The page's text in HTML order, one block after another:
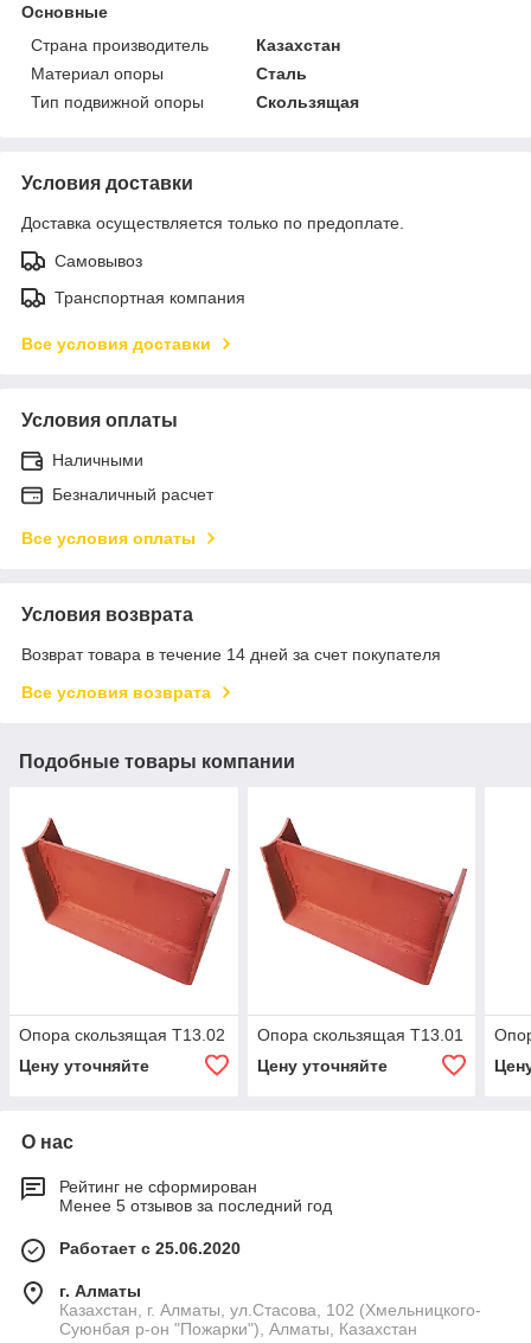
Основные
Страна производитель
Казахстан
Материал опоры
Сталь
Тип подвижной опоры
Скользящая
Условия доставки
Доставка осуществляется только по предоплате.
Самовывоз
Транспортная компания
Все условия доставки
Условия оплаты
Наличными
Безналичный расчет
Все условия оплаты
Условия возврата
Возврат товара в течение 14 дней за счет покупателя
Все условия возврата
Подобные товары компании
Опора скользящая Т13.02
Цену уточняйте
Опора скользящая Т13.01
Цену уточняйте
О нас
Рейтинг не сформирован
Менее 5 отзывов за последний год
Работает с 25.06.2020
г. Алматы
Казахстан, г. Алматы, ул.Стасова, 102 (Хмельницкого-
Суюнбая р-он "Пожарки"), Алматы, Казахстан